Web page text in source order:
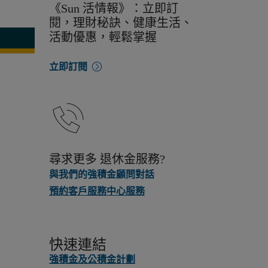
《Sun 活情報》：立即訂
閱，理財秘訣、健康生活、
活動優惠，輕鬆掌握
立即訂閱
尋求更多 退休金服務?
與我們的強積金顧問對話
預約客戶服務中心服務
快速連結
強積金及公積金計劃